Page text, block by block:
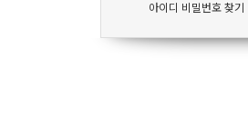
아이디 비밀번호 찾기